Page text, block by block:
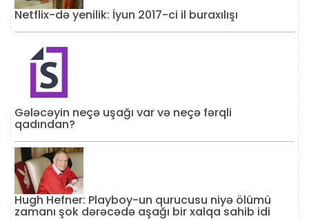
Netflix-də yenilik: İyun 2017-ci il buraxılışı
Gələcəyin neçə uşağı var və neçə fərqli
qadından?
Hugh Hefner: Playboy-un qurucusu niyə ölümü
zamanı şok dərəcədə aşağı bir xalqa sahib idi